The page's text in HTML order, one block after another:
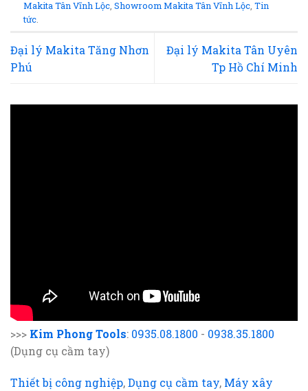
Makita Tân Vĩnh Lộc ,Showroom Makita Tân Vĩnh Lộc ,Tin
tức
Đại lý Makita Tăng Nhơn
Phú
Đại lý Makita Tân Uyên
Tp Hồ Chí Minh
>>> Kim Phong Tools: 0935.08.1800 - 0938.35.1800
(Dụng cụ cầm tay)
Thiết bị công nghiệp,Dụng cụ cầm tay, Máy xây